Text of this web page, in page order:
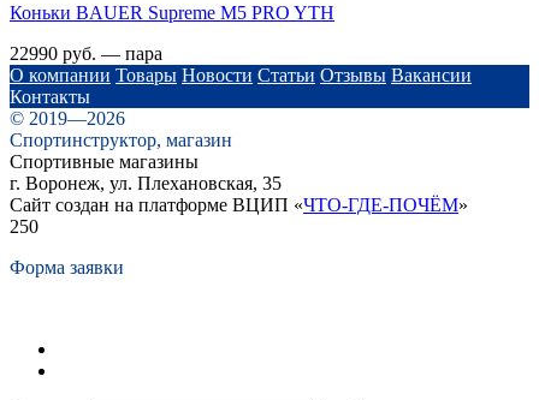
Коньки BAUER Supreme M5 PRO YTH
22990 руб. — пара
О компании Товары Новости Статьи Отзывы Вакансии
Контакты
© 2019—2026
Спортинструктор, магазин
Спортивные магазины
г. Воронеж, ул. Плехановская, 35
Сайт создан на платформе ВЦИП «ЧТО-ГДЕ-ПОЧЁМ»
250
Форма заявки